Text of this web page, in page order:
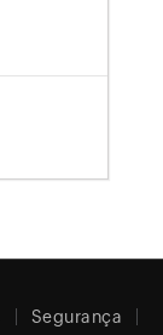
Segurança